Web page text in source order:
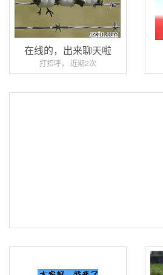
在线的，出来聊天啦
打招呼， 近期2次